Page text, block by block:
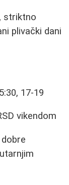
striktno
plivački dani
17-19
vikendom
dobre